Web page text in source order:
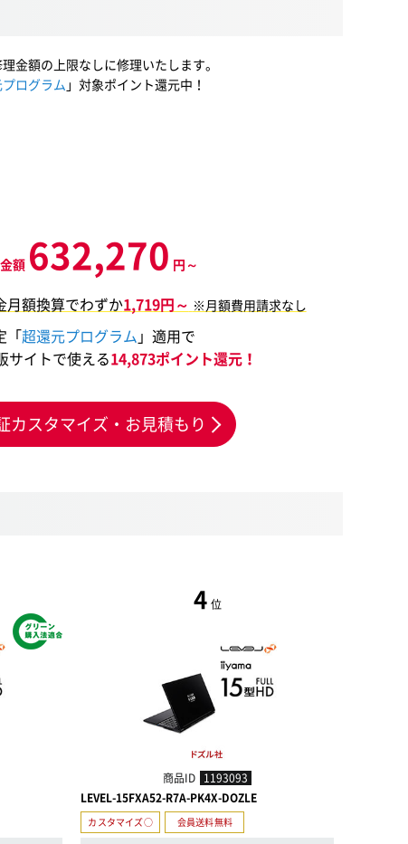
金額の上限なしに修理いたします。
ログラム 」対象ポイント還元中！
額 632,270 円～
月額換算でわずか1,719円～ ※月額費用請求なし
「超還元プログラム 」適用で
サイトで使える14,873ポイント還元！
カスタマイズ・お見積もり
4 位
商品ID 1193093
LEVEL-15FXA52-R7A-PK4X-DOZLE
カスタマイズ○ 会員送料無料